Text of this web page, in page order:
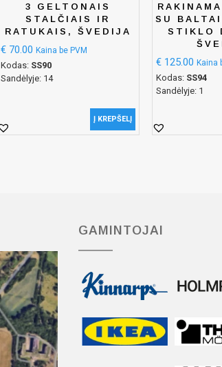
3 GELTONAIS
STALČIAIS IR
RATUKAIS, ŠVEDIJA
€ 70.00 Kaina be PVM
Kodas: SS90
Sandėlyje: 14
Į KREPŠELĮ
SU
STIKLO
€125.00 Kaina
Kodas: SS94
Sandėlyje: 1
GAMINTOJAI